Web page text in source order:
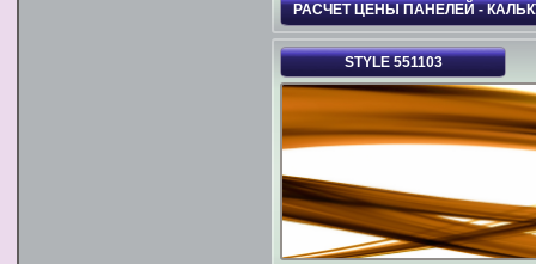
РАСЧЕТ ЦЕНЫ ПАНЕЛЕЙ -
STYLE 551103